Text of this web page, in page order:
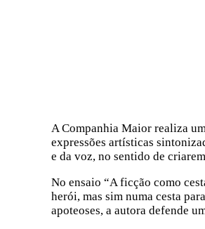
A Companhia Maior realiza
expressões artísticas
e da voz, no sentido de
No ensaio “A ficção como
herói, mas sim numa cesta
apoteoses, a autora defende